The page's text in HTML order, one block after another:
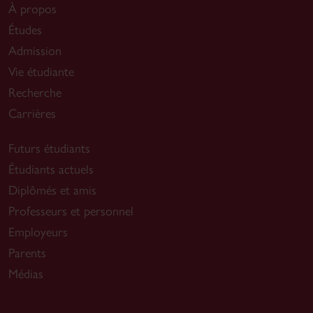
À propos
Études
Admission
Vie étudiante
Recherche
Carrières
Futurs étudiants
Étudiants actuels
Diplômés et amis
Professeurs et personnel
Employeurs
Parents
Médias